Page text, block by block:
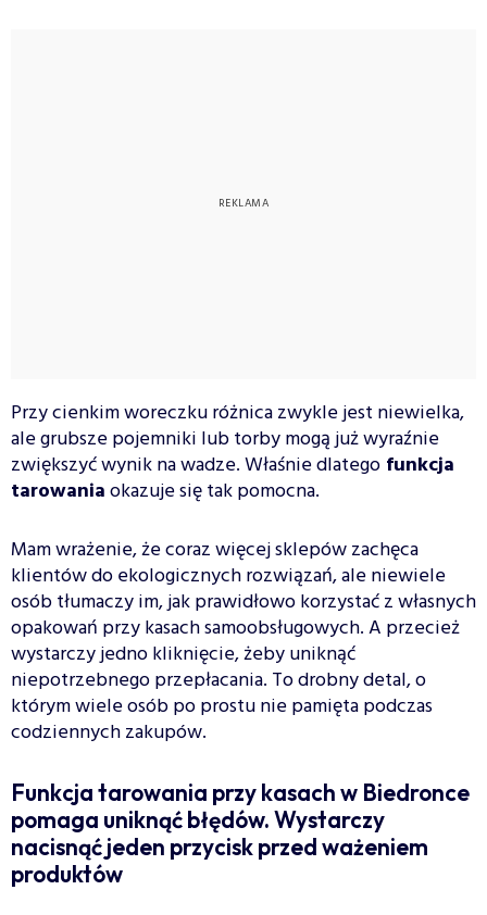
Przy cienkim woreczku różnica zwykle jest niewielka,
ale grubsze pojemniki lub torby mogą już wyraźnie
zwiększyć wynik na wadze. Właśnie dlatego funkcja
tarowaniaokazuje się tak pomocna.
Mam wrażenie, że coraz więcej sklepów zachęca
klientów do ekologicznych rozwiązań, ale niewiele
osób tłumaczy im, jak prawidłowo korzystać z własnych
opakowań przy kasach samoobsługowych. A przecież
wystarczy jedno kliknięcie, żeby uniknąć
niepotrzebnego przepłacania. To drobny detal, o
którym wiele osób po prostu nie pamięta podczas
codziennych zakupów.
Funkcja tarowania przy kasach w Biedronce
pomaga uniknąć błędów. Wystarczy
nacisnąć jeden przycisk przed ważeniem
produktów